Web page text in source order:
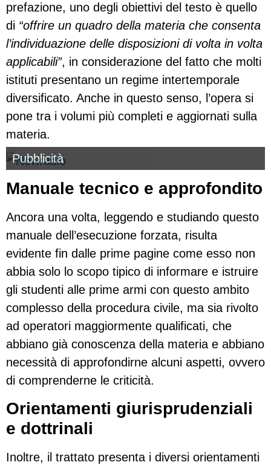
prefazione, uno degli obiettivi del testo è quello
di “offrire un quadro della materia che consenta
l’individuazione delle disposizioni di volta in volta
applicabili”, in considerazione del fatto che molti
istituti presentano un regime intertemporale
diversificato. Anche in questo senso, l’opera si
pone tra i volumi più completi e aggiornati sulla
materia.
Pubblicità
Manuale tecnico e approfondito
Ancora una volta, leggendo e studiando questo
manuale dell’esecuzione forzata, risulta
evidente fin dalle prime pagine come esso non
abbia solo lo scopo tipico di informare e istruire
gli studenti alle prime armi con questo ambito
complesso della procedura civile, ma sia rivolto
ad operatori maggiormente qualificati, che
abbiano già conoscenza della materia e abbiano
necessità di approfondirne alcuni aspetti, ovvero
di comprenderne le criticità.
Orientamenti giurisprudenziali
e dottrinali
Inoltre, il trattato presenta i diversi orientamenti